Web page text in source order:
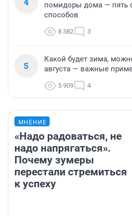
помидоры дома — пять
способов
8 382 3
5
Какой будет зима,
августа — важные
5 909 4
МНЕНИЕ
«Надо радоваться, не
надо напрягаться».
Почему зумеры
перестали стремиться
к успеху